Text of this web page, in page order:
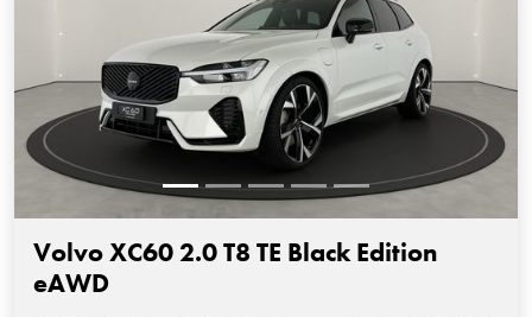
Volvo XC60 2.0 T8 TE Black Edition
eAWD